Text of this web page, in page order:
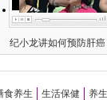
纪小龙讲如何预防肝癌
食养生 生活保健
养